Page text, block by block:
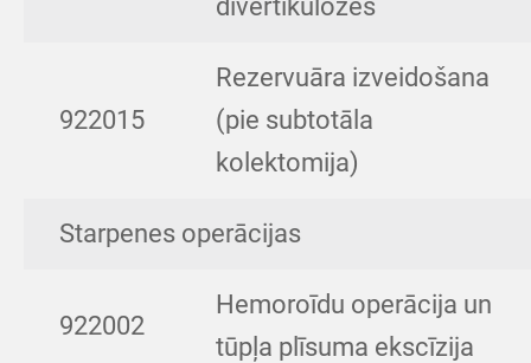
divertikulozes
922015
Rezervuāra izveidošana
(pie subtotāla
kolektomija)
Starpenes operācijas
922002
Hemoroīdu operācija un
tūpļa plīsuma ekscīzija